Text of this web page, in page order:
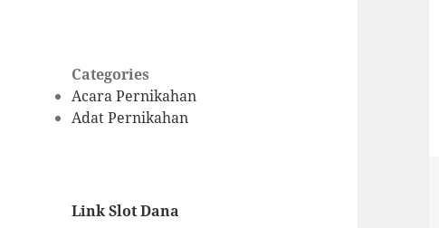
Categories
Acara Pernikahan
Adat Pernikahan
Link Slot Dana